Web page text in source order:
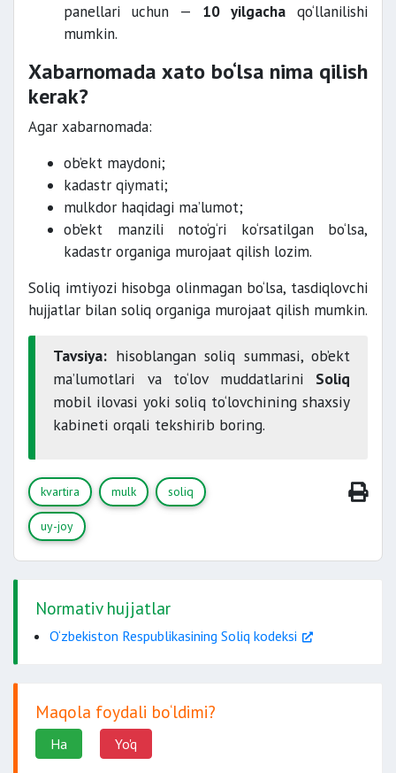
panellari uchun — 10 yilgacha qo‘llanilishi
mumkin.
Xabarnomada xato bo‘lsa nima qilish
kerak?
Agar xabarnomada:
ob’ekt maydoni;
kadastr qiymati;
mulkdor haqidagi ma’lumot;
ob’ekt manzili noto‘g‘ri ko‘rsatilgan bo‘lsa,
kadastr organiga murojaat qilish lozim.
Soliq imtiyozi hisobga olinmagan bo‘lsa, tasdiqlovchi
hujjatlar bilan soliq organiga murojaat qilish mumkin.
Tavsiya: hisoblangan soliq summasi, ob’ekt
ma’lumotlari va to‘lov muddatlarini Soliq
mobil ilovasi yoki soliq to‘lovchining shaxsiy
kabineti orqali tekshirib boring.
kvartira mulk soliq
uy-joy
Normativ hujjatlar
O‘zbekiston Respublikasining Soliq kodeksi
Maqola foydali bo‘ldimi?
Ha Yo'q